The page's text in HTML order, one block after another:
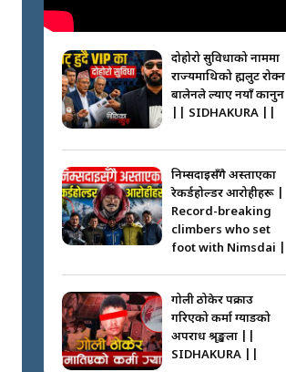
दोहोरो सुविधाको नाममा
राज्यमाथिको ब्रह्मलुट रोक्न
बालेनले ल्याए नयाँ कानुन
|| SIDHAKURA ||
निम्सदाइसँगै अस्ताएका
रेकर्डहोल्डर आरोहीहरू |
Record-breaking
climbers who set
foot with Nimsdai |
गोली ठोकेर पक्राउ
गरिएको कर्मा ग्याङको
अपराध श्रृङ्खला ||
SIDHAKURA ||